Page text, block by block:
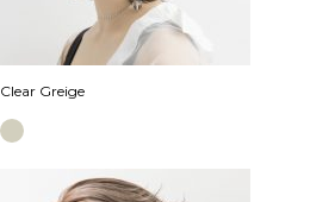
Clear Greige